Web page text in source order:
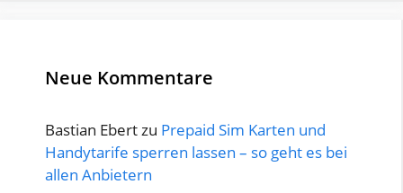
Neue Kommentare
Bastian Ebertzu Prepaid Sim Karten und
Handytarife sperren lassen – so geht es bei
allen Anbietern